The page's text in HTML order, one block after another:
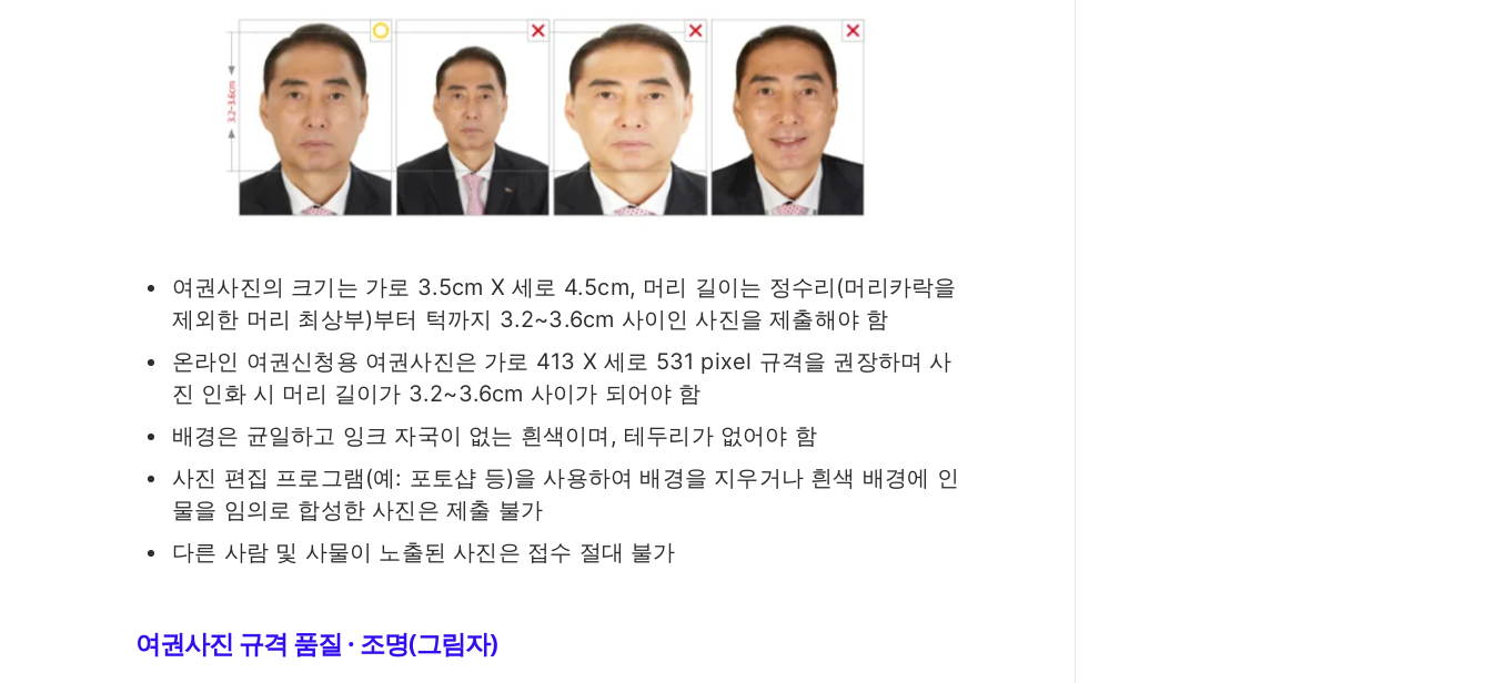
여권사진의 크기는 가로 3.5cm X 세로 4.5cm, 머리 길이는 정수리(머리카락을
제외한 머리 최상부)부터 턱까지 3.2~3.6cm 사이인 사진을 제출해야 함
온라인 여권신청용 여권사진은 가로 413 X 세로 531 pixel 규격을 권장하며 사
진 인화 시 머리 길이가 3.2~3.6cm 사이가 되어야 함
배경은 균일하고 잉크 자국이 없는 흰색이며, 테두리가 없어야 함
사진 편집 프로그램(예: 포토샵 등)을 사용하여 배경을 지우거나 흰색 배경에 인
물을 임의로 합성한 사진은 제출 불가
다른 사람 및 사물이 노출된 사진은 접수 절대 불가
여권사진 규격 품질 · 조명(그림자)